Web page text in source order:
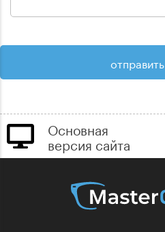
Основная
версия сайта